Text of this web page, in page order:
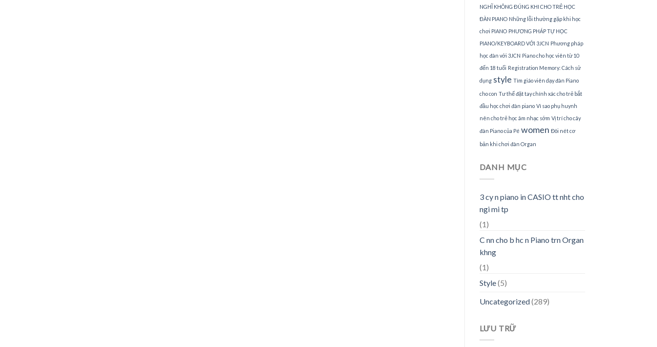
NGHĨ KHÔNG ĐÚNG KHI CHO TRẺ HỌC
ĐÀN PIANO Những lỗi thường gặp khi học
chơi PIANO PHƯƠNG PHÁP TỰ HỌC
PIANO/KEYBOARD VỚI 3JCN Phương pháp
học đàn với 3JCN Piano cho học viên từ 10
đến 18 tuổi Registration Memory: Cách sử
dụng style Tìm giáo viên dạy đàn Piano
cho con Tư thế đặt tay chính xác cho trẻ bắt
đầu học chơi đàn piano Vì sao phụ huynh
nên cho trẻ học âm nhạc sớm Vị trí cho cây
đàn Piano của Pé women Đôi nét cơ
bản khi chơi đàn Organ
DANH MỤC
3 cy n piano in CASIO tt nht cho
ngi mi tp
(1)
C nn cho b hc n Piano trn Organ
khng
(1)
Style(5)
Uncategorized(289)
LƯU TRỮ